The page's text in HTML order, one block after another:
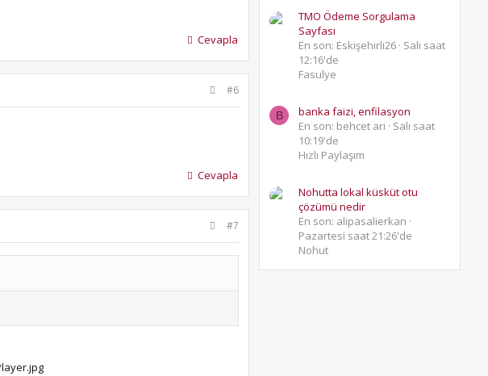
Cevapla
#6
Cevapla
#7
TMO Ödeme Sorgulama
Sayfası
En son: Eskişehirli26 Salı saat
12:16'de
Fasulye
B
banka faizi, enfilasyon
En son: behcet arı
Salı saat
10:19'de
Hızlı Paylaşım
Nohutta lokal küsküt otu
çözümü nedir
En son: alipasalierkan
Pazartesi saat 21:26'de
Nohut